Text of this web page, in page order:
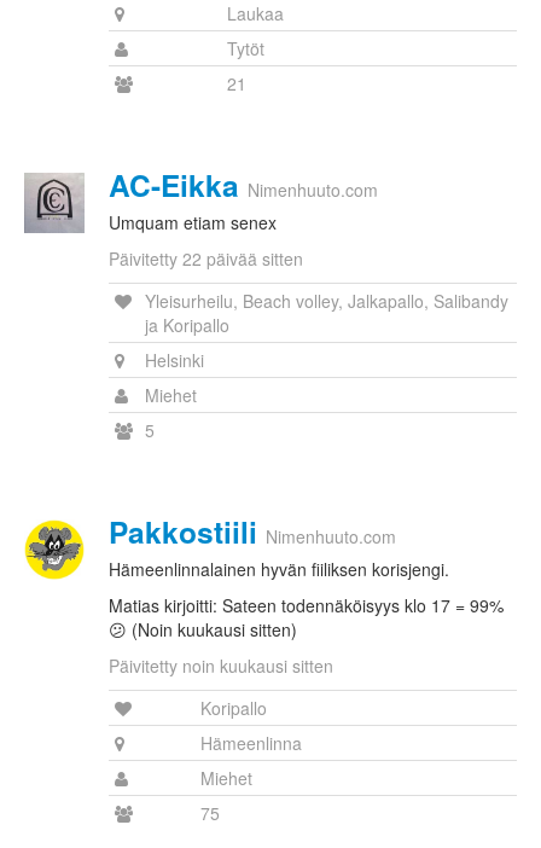
Laukaa
Tytöt
21
AC-Eikka Nimenhuuto.com
Umquam etiam senex
Päivitetty 22 päivää sitten
Yleisurheilu, Beach volley, Jalkapallo, Salibandy
ja Koripallo
Helsinki
Miehet
5
Pakkostiili Nimenhuuto.com
Hämeenlinnalainen hyvän fiiliksen korisjengi.
Matias kirjoitti: Sateen todennäköisyys klo 17 = 99%
😕 (Noin kuukausi sitten)
Päivitetty noin kuukausi sitten
Koripallo
Hämeenlinna
Miehet
75